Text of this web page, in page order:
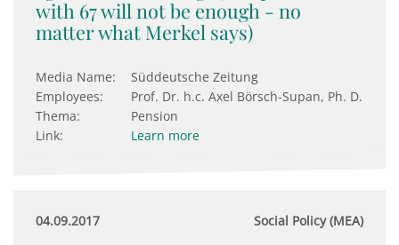
with 67 will not be enough - no
matter what Merkel says)
Media Name:
Süddeutsche Zeitung
Employees:
Prof. Dr. h.c. Axel Börsch-Supan, Ph. D.
Thema:
Pension
Link:
Learn more
04.09.2017 Social Policy (MEA)